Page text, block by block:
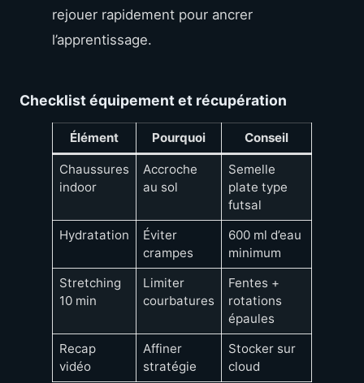
rejouer rapidement pour ancrer
l’apprentissage.
Checklist équipement et récupération
Élément Pourquoi Conseil
Chaussures
indoor
Accroche
au sol
Semelle
plate type
futsal
Hydratation
Éviter
crampes
600 ml d’eau
minimum
Stretching
10 min
Limiter
courbatures
Fentes +
rotations
épaules
Recap
vidéo
Affiner
stratégie
Stocker sur
cloud